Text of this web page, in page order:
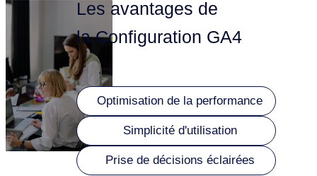
Les avantages de
la Configuration GA4
Optimisation de la performance
Simplicité d'utilisation
Prise de décisions éclairées